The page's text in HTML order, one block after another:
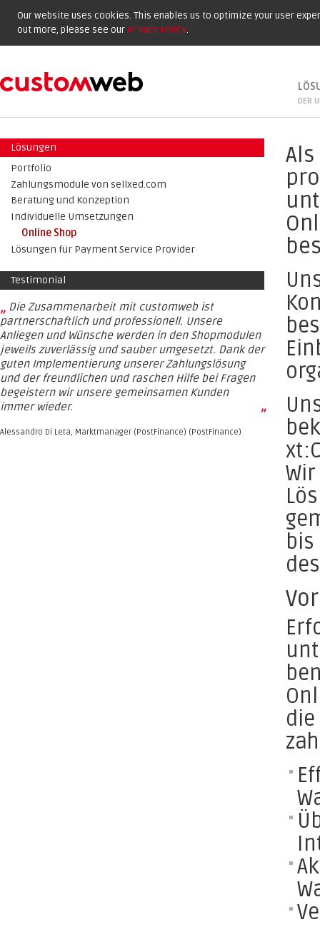
Our website uses cookies. This enables us to optimize your user
out more, please see our Privacy Policy.
DER
Lösungen
Portfolio
Zahlungsmodule von sellxed.com
Beratung und Konzeption
Individuelle Umsetzungen
Online Shop
Lösungen für Payment Service Provider
Testimonial
„ Die Zusammenarbeit mit customweb ist
partnerschaftlich und professionell. Unsere
Anliegen und Wünsche werden in den Shopmodulen
jeweils zuverlässig und sauber umgesetzt. Dank der
guten Implementierung unserer Zahlungslösung
und der freundlichen und raschen Hilfe bei Fragen
begeistern wir unsere gemeinsamen Kunden
immer wieder.
”
Alessandro Di Leta, Marktmanager (PostFinance) (PostFinance)